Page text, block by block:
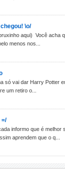
\o/
aqui) Você acha
menos nos...
só vai dar Harry Potter
um retiro o...
informo que é
aprendem que o q...